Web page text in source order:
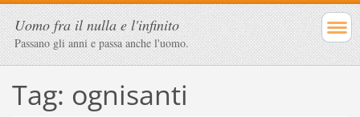
Uomo fra il nulla e l'infinito
Passano gli anni e passa anche l'uomo.
Tag: ognisanti